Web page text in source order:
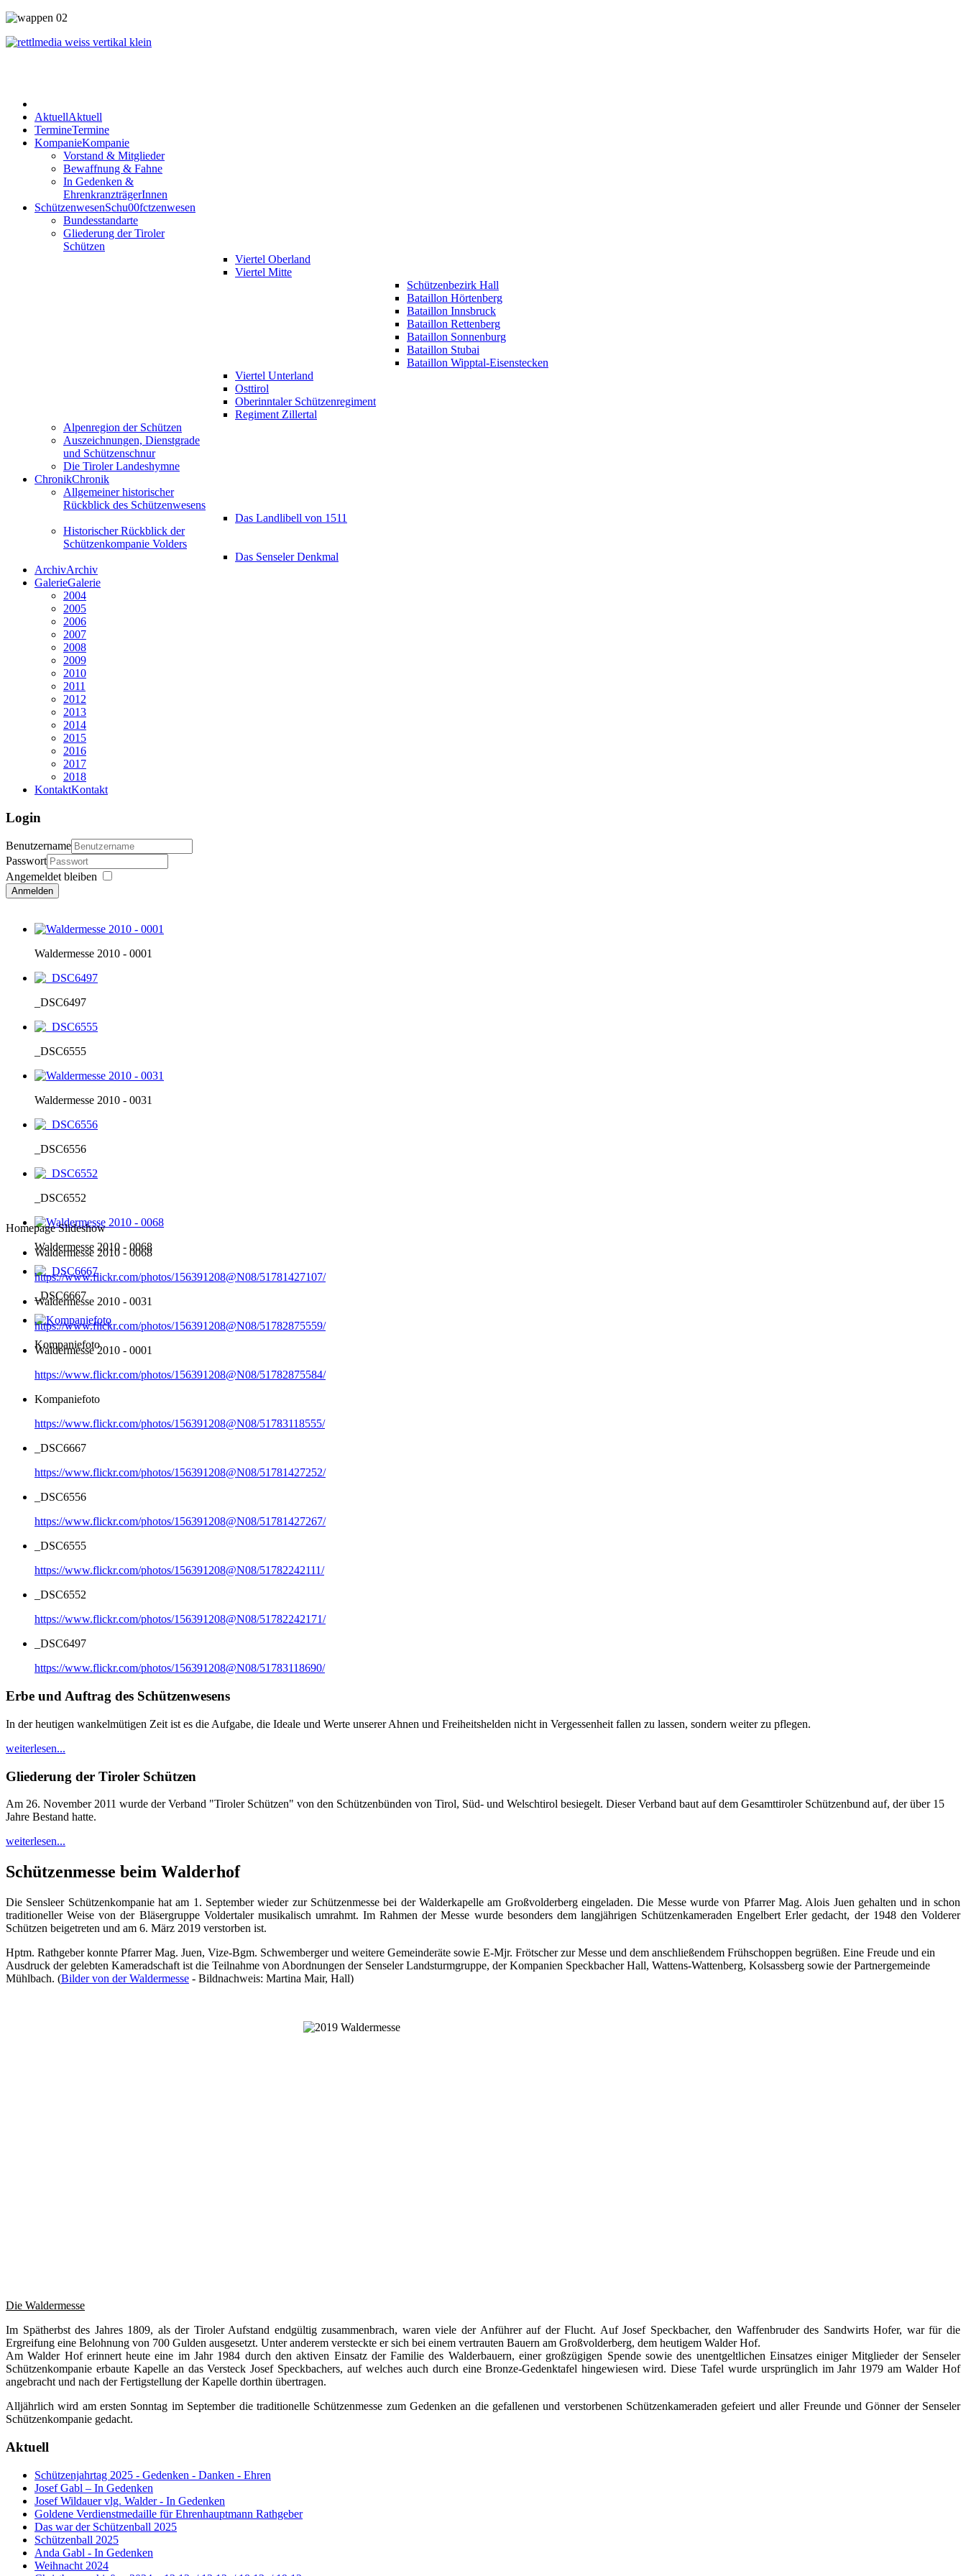
AktuellAktuell
TermineTermine
KompanieKompanie
Vorstand & Mitglieder
Bewaffnung & Fahne
In Gedenken &
EhrenkranzträgerInnen
SchützenwesenSchu00fctzenwesen
Bundesstandarte
Gliederung der Tiroler
Schützen
Viertel Oberland
Viertel Mitte
Schützenbezirk Hall
Bataillon Hörtenberg
Bataillon Innsbruck
Bataillon Rettenberg
Bataillon Sonnenburg
Bataillon Stubai
Bataillon Wipptal-Eisenstecken
Viertel Unterland
Osttirol
Oberinntaler Schützenregiment
Regiment Zillertal
Alpenregion der Schützen
Auszeichnungen, Dienstgrade
und Schützenschnur
Die Tiroler Landeshymne
ChronikChronik
Allgemeiner historischer
Rückblick des Schützenwesens
Das Landlibell von 1511
Historischer Rückblick der
Schützenkompanie Volders
Das Senseler Denkmal
ArchivArchiv
GalerieGalerie
2004
2005
2006
2007
2008
2009
2010
2011
2012
2013
2014
2015
2016
2017
2018
KontaktKontakt
Login
Benutzername
Passwort
Angemeldet bleiben
Anmelden
Waldermesse 2010 - 0001
_DSC6497
_DSC6555
Waldermesse 2010 - 0031
_DSC6556
_DSC6552
Waldermesse 2010 - 0068
_DSC6667
Kompaniefoto
Homepage Slideshow
Waldermesse 2010 - 0068
https://www.flickr.com/photos/156391208@N08/51781427107/
Waldermesse 2010 - 0031
https://www.flickr.com/photos/156391208@N08/51782875559/
Waldermesse 2010 - 0001
https://www.flickr.com/photos/156391208@N08/51782875584/
Kompaniefoto
https://www.flickr.com/photos/156391208@N08/51783118555/
_DSC6667
https://www.flickr.com/photos/156391208@N08/51781427252/
_DSC6556
https://www.flickr.com/photos/156391208@N08/51781427267/
_DSC6555
https://www.flickr.com/photos/156391208@N08/51782242111/
_DSC6552
https://www.flickr.com/photos/156391208@N08/51782242171/
_DSC6497
https://www.flickr.com/photos/156391208@N08/51783118690/
Erbe und Auftrag des Schützenwesens
In der heutigen wankelmütigen Zeit ist es die Aufgabe, die Ideale und Werte unserer Ahnen und Freiheitshelden nicht in Vergessenheit fallen zu lassen, sondern weiter zu pflegen.
weiterlesen...
Gliederung der Tiroler Schützen
Am 26. November 2011 wurde der Verband "Tiroler Schützen" von den Schützenbünden von Tirol, Süd- und Welschtirol besiegelt. Dieser Verband baut auf dem Gesamttiroler Schützenbund auf, der über 15
Jahre Bestand hatte.
weiterlesen...
Schützenmesse beim Walderhof
Die Sensleer Schützenkompanie hat am 1. September wieder zur Schützenmesse bei der Walderkapelle am Großvolderberg eingeladen. Die Messe wurde von Pfarrer Mag. Alois Juen gehalten und in schon
traditioneller Weise von der Bläsergruppe Voldertaler musikalisch umrahmt. Im Rahmen der Messe wurde besonders dem langjährigen Schützenkameraden Engelbert Erler gedacht, der 1948 den Volderer
Schützen beigetreten und am 6. März 2019 verstorben ist.
Hptm. Rathgeber konnte Pfarrer Mag. Juen, Vize-Bgm. Schwemberger und weitere Gemeinderäte sowie E-Mjr. Frötscher zur Messe und dem anschließendem Frühschoppen begrüßen. Eine Freude und ein
Ausdruck der gelebten Kameradschaft ist die Teilnahme von Abordnungen der Senseler Landsturmgruppe, der Kompanien Speckbacher Hall, Wattens-Wattenberg, Kolsassberg sowie der Partnergemeinde
Mühlbach. (Bilder von der Waldermesse - Bildnachweis: Martina Mair, Hall)
Die Waldermesse
Im Spätherbst des Jahres 1809, als der Tiroler Aufstand endgültig zusammenbrach, waren viele der Anführer auf der Flucht. Auf Josef Speckbacher, den Waffenbruder des Sandwirts Hofer, war für die
Ergreifung eine Belohnung von 700 Gulden ausgesetzt. Unter anderem versteckte er sich bei einem vertrauten Bauern am Großvolderberg, dem heutigem Walder Hof.
Am Walder Hof erinnert heute eine im Jahr 1984 durch den aktiven Einsatz der Familie des Walderbauern, einer großzügigen Spende sowie des unentgeltlichen Einsatzes einiger Mitglieder der Senseler
Schützenkompanie erbaute Kapelle an das Versteck Josef Speckbachers, auf welches auch durch eine Bronze-Gedenktafel hingewiesen wird. Diese Tafel wurde ursprünglich im Jahr 1979 am Walder Hof
angebracht und nach der Fertigstellung der Kapelle dorthin übertragen.
Alljährlich wird am ersten Sonntag im September die traditionelle Schützenmesse zum Gedenken an die gefallenen und verstorbenen Schützenkameraden gefeiert und aller Freunde und Gönner der Senseler
Schützenkompanie gedacht.
Aktuell
Schützenjahrtag 2025 - Gedenken - Danken - Ehren
Josef Gabl – In Gedenken
Josef Wildauer vlg. Walder - In Gedenken
Goldene Verdienstmedaille für Ehrenhauptmann Rathgeber
Das war der Schützenball 2025
Schützenball 2025
Anda Gabl - In Gedenken
Weihnacht 2024